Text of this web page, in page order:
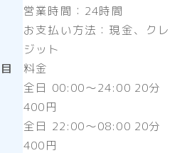
営業時間：24時間
お支払い方法：現金、クレ
ジット
料金
全日 00:00～24:00 20分
400円
全日 22:00～08:00 20分
400円